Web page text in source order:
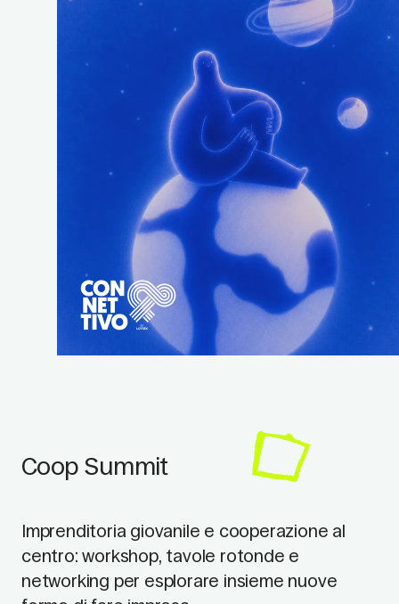
Coop Summit
Imprenditoria giovanile e cooperazione al
centro: workshop, tavole rotonde e
networking per esplorare insieme nuove